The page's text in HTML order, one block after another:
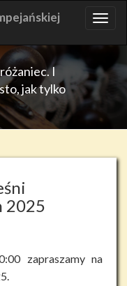
I
jak tylko
2025
zapraszamy na